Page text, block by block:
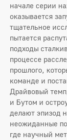
начале серии
оказывается
тщательное
пытается
подходы
процессе
прошлого,
команде и
Драйвовый
и Бутом и
делают эпизод
неожиданные
где научный